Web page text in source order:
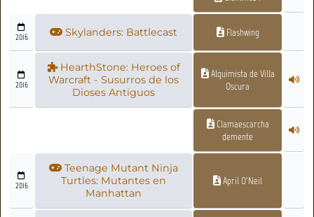
2016 Skylanders: Battlecast Flashwing
2016
HearthStone: Heroes of
Warcraft - Susurros de los
Dioses Antiguos
Alquimista de Villa
Oscura
Clamaescarcha
demente
2016
Teenage Mutant Ninja
Turtles: Mutantes en
Manhattan
April O'Neil